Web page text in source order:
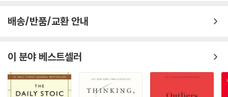
배송/반품/교환 안내
이 분야 베스트셀러